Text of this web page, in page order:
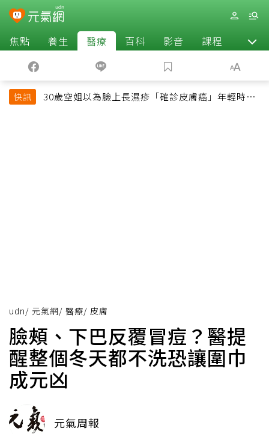
焦點 養生 醫療 百科 影音 課程 退休
快訊
30歲空姐以為臉上長濕疹「確診皮膚癌」年輕時一
udn/ 元氣網/ 醫療/ 皮膚
臉頰、下巴反覆冒痘？醫提
醒整個冬天都不洗恐讓圍巾
成元凶
元氣周報